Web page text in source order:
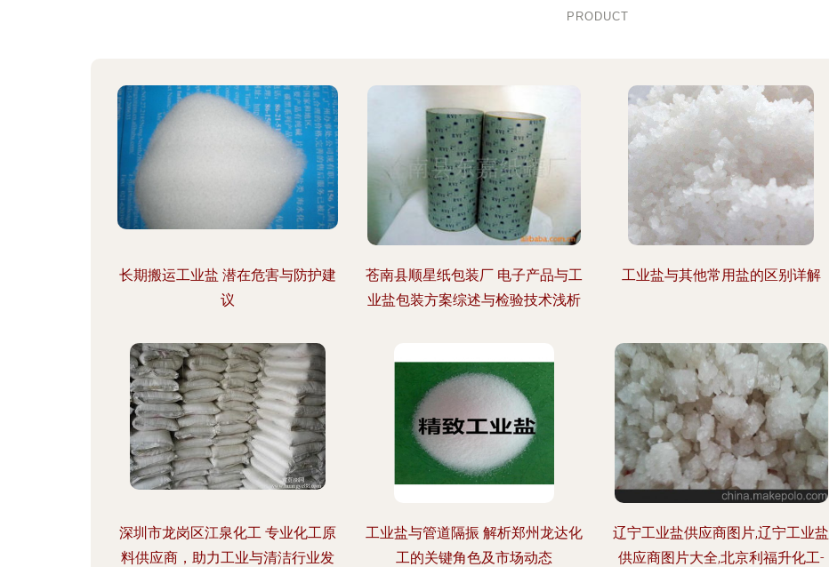
PRODUCT
长期搬运工业盐 潜在危害与防护建
议
苍南县顺星纸包装厂 电子产品与工
业盐包装方案综述与检验技术浅析
工业盐与其他常用盐的区别详解
深圳市龙岗区江泉化工 专业化工原
料供应商，助力工业与清洁行业发
工业盐与管道隔振 解析郑州龙达化
工的关键角色及市场动态
辽宁工业盐供应商图片,辽宁工业盐
供应商图片大全,北京利福升化工-